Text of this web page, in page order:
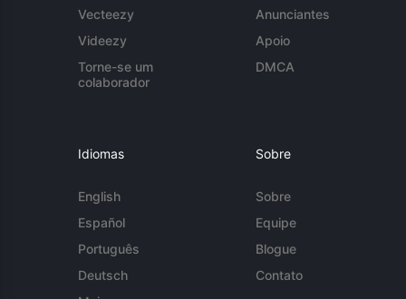
Vecteezy
Videezy
Torne-se um
colaborador
Anunciantes
Apoio
DMCA
Idiomas
English
Español
Português
Deutsch
Sobre
Sobre
Equipe
Blogue
Contato